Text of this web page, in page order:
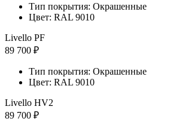
Тип покрытия: Окрашенные
Цвет: RAL 9010
Livello PF
89 700 ₽
Тип покрытия: Окрашенные
Цвет: RAL 9010
Livello HV2
89 700 ₽